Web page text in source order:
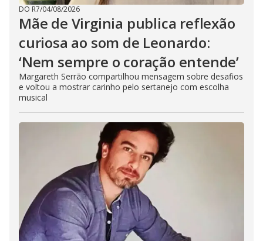
DO R7/04/08/2026
Mãe de Virginia publica reflexão
curiosa ao som de Leonardo:
‘Nem sempre o coração entende’
Margareth Serrão compartilhou mensagem sobre desafios
e voltou a mostrar carinho pelo sertanejo com escolha
musical